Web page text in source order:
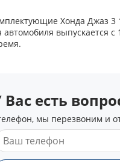
Хонда Джаз 3
выпускается с
Вас есть
мы перезвоним и